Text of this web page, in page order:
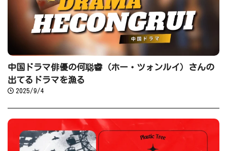
中国ドラマ俳優の何聪睿（ホー・ツォンルイ）さんの
出てるドラマを漁る
2025/9/4